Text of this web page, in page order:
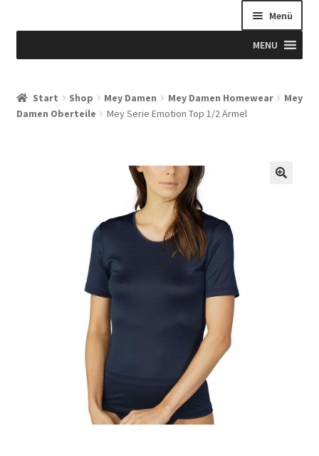
Menü
MENU
Allgemeine Geschäftsbedingungen
Start Shop Mey Damen Mey Damen Homewear
Mey
Damen Oberteile
Mey Serie Emotion Top 1/2 Ärmel